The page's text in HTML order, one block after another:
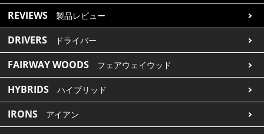
REVIEWS 製品レビュー
DRIVERS ドライバー
FAIRWAY WOODS フェアウェイウッド
HYBRIDS ハイブリッド
IRONS アイアン